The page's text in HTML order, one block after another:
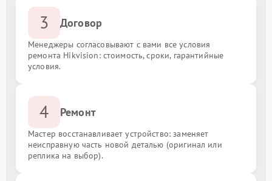
3 Договор
Менеджеры согласовывают с вами все условия
ремонта Hikvision: стоимость, сроки, гарантийные
условия.
4 Ремонт
Мастер восстанавливает устройство: заменяет
неисправную часть новой деталью (оригинал или
реплика на выбор).